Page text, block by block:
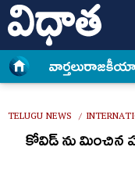
వార్త‌లు
TELUGU NEWS /
కోవిడ్ ను మించిన